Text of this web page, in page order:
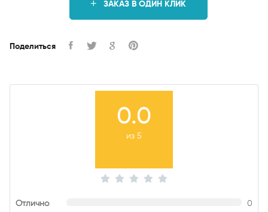
ЗАКАЗ В ОДИН КЛИК
Поделиться
0.0
из 5
Отлично 0